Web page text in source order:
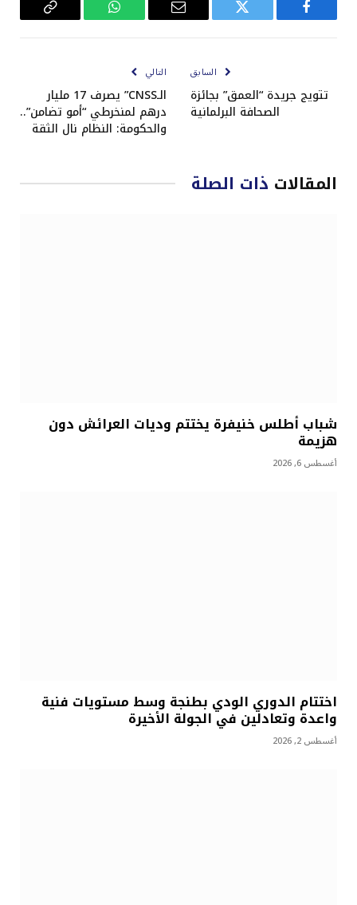
فيسبوك تويتر
البريد
واتساب
Copy
السابق
تتويج جريدة “العمق” بجائزة
الصحافة البرلمانية
التالي
الـCNSS” يصرف 17 مليار
درهم لمنخرطي “أمو تضامن”..
والحكومة: النظام نال الثقة
المقالات ذات الصلة
شباب أطلس خنيفرة يختتم وديات العرائش دون
هزيمة
أغسطس 6, 2026
اختتام الدوري الودي بطنجة وسط مستويات فنية
واعدة وتعادلين في الجولة الأخيرة
أغسطس 2, 2026